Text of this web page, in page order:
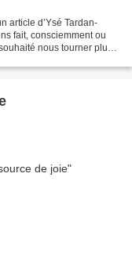
article d’Ysé Tardan-
fait, consciemment ou
nous tourner plus